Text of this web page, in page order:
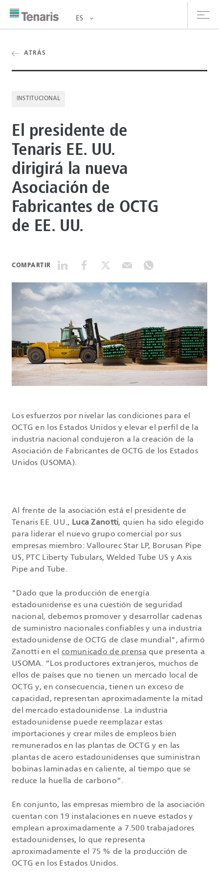
y Servicios
de prensa
ES
ATRÁS
INSTITUCIONAL
El presidente de
Tenaris EE. UU.
dirigirá la nueva
Asociación de
Fabricantes de OCTG
de EE. UU.
COMPARTIR
Los esfuerzos por nivelar las condiciones para el
OCTG en los Estados Unidos y elevar el perfil de la
industria nacional condujeron a la creación de la
Asociación de Fabricantes de OCTG de los Estados
Unidos (USOMA).
Al frente de la asociación está el presidente de
Tenaris EE. UU., Luca Zanotti, quien ha sido elegido
para liderar el nuevo grupo comercial por sus
empresas miembro: Vallourec Star LP, Borusan Pipe
US, PTC Liberty Tubulars, Welded Tube US y Axis
Pipe and Tube.
"Dado que la producción de energía
estadounidense es una cuestión de seguridad
nacional, debemos promover y desarrollar cadenas
de suministro nacionales confiables y una industria
estadounidense de OCTG de clase mundial", afirmó
Zanotti en elcomunicado de prensa que presenta a
USOMA. “Los productores extranjeros, muchos de
ellos de países que no tienen un mercado local de
OCTG y, en consecuencia, tienen un exceso de
capacidad, representan aproximadamente la mitad
del mercado estadounidense. La industria
estadounidense puede reemplazar estas
importaciones y crear miles de empleos bien
remunerados en las plantas de OCTG y en las
plantas de acero estadounidenses que suministran
bobinas laminadas en caliente, al tiempo que se
reduce la huella de carbono”.
En conjunto, las empresas miembro de la asociación
cuentan con 19 instalaciones en nueve estados y
emplean aproximadamente a 7.500 trabajadores
estadounidenses, lo que representa
aproximadamente el 75 % de la producción de
OCTG en los Estados Unidos.